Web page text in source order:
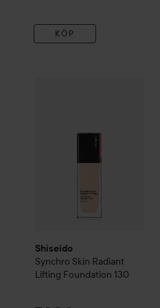
2) Applicera jämnt från
KÖP
Shiseido
Synchro Skin Radiant
Lifting Foundation 130